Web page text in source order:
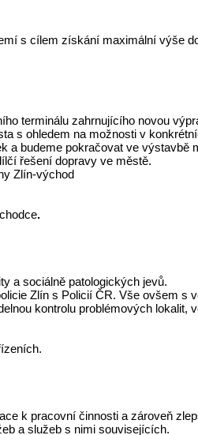
s cílem získání maximální výše
terminálu zahrnujícího novou
s ohledem na možnosti v
budeme pokračovat ve výstavbě
řešení dopravy ve městě.
Zlín-východ
.
a sociálně patologických jevů.
Zlín s Policií ČR. Vše ovšem
kontrolu problémových
k pracovní činnosti a zároveň
a služeb s nimi souvisejících.